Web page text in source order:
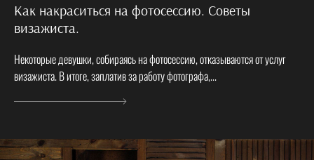
Как накраситься на фотосессию. Советы
визажиста.
Некоторые девушки, собираясь на фотосессию, отказываются от услуг
визажиста. В итоге, заплатив за работу фотографа,...